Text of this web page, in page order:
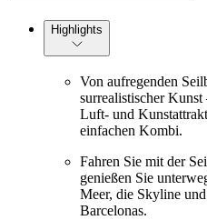
Highlights
Von aufregenden
surrealistischer Kunst
Luft- und
einfachen Kombi.
Fahren Sie mit der
genießen Sie
Meer, die Skyline
Barcelonas.